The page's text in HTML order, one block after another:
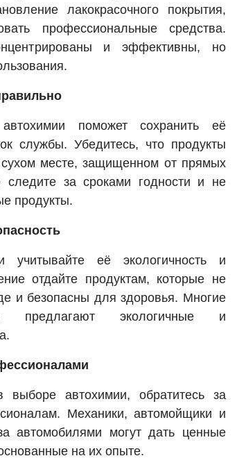
лакокрасочного покрытия,
профессиональные средства.
и эффективны, но
поможет сохранить её
службы. Убедитесь, что продукты
месте, защищенном от прямых
следите за сроками годности и не
продукты.
учитывайте её экологичность и
отдайте продуктам, которые не
и безопасны для здоровья. Многие
предлагают экологичные и
автохимии, обратитесь за
Механики, автомойщики и
автомобилями могут дать ценные
на их опыте.